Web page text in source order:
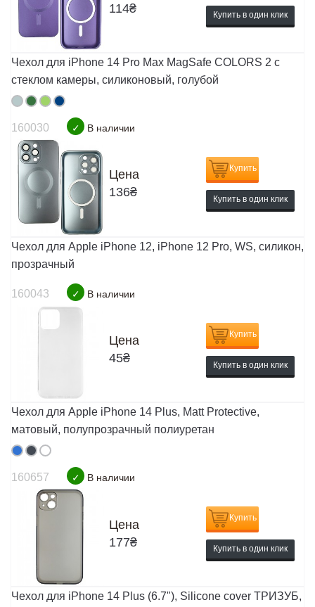
114₴ Купить в один клик
Чехол для iPhone 14 Pro Max MagSafe COLORS 2 с
стеклом камеры, силиконовый, голубой
160030 ✓ В наличии
Цена
136₴
Купить
Купить в один клик
Чехол для Apple iPhone 12, iPhone 12 Pro, WS, силикон,
прозрачный
160043 ✓ В наличии
Цена
45₴
Купить
Купить в один клик
Чехол для Apple iPhone 14 Plus, Matt Protective,
матовый, полупрозрачный полиуретан
160657 ✓ В наличии
Цена
177₴
Купить
Купить в один клик
Чехол для iPhone 14 Plus (6.7"), Silicone cover ТРИЗУБ,